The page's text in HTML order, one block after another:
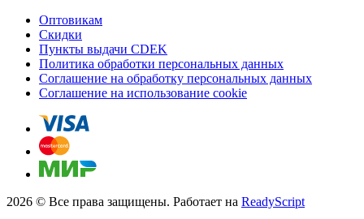
Оптовикам
Скидки
Пункты выдачи CDEK
Политика обработки персональных данных
Соглашение на обработку персональных данных
Соглашение на использование cookie
2026 © Все права защищены. Работает на ReadyScript